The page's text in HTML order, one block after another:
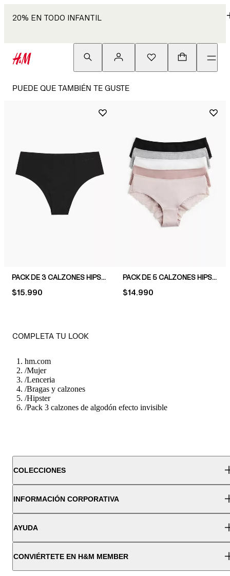
20% EN TODO INFANTIL
PUEDE QUE TAMBIÉN TE GUSTE
PACK DE 3 CALZONES HIPSTER DEPORTIVOS CON DRYMOVE™
PRICE:
$15.990
PACK DE 5 CALZONES HIPSTER
PRICE:
$14.990
COMPLETA TU LOOK
hm.com
/Mujer
/Lenceria
/Bragas y calzones
/Hipster
/Pack 3 calzones de algodón efecto invisible
COLECCIONES
INFORMACIÓN CORPORATIVA
AYUDA
CONVIÉRTETE EN H&M MEMBER